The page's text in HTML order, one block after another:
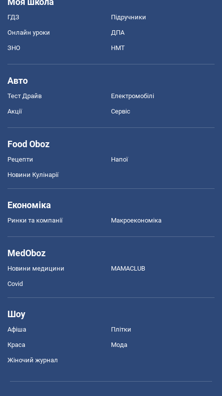
ГДЗ Підручники
Онлайн уроки ДПА
ЗНО НМТ
Авто
Тест Драйв Електромобілі
Акції Сервіс
Food Oboz
Рецепти Напої
Новини Кулінарії
Економіка
Ринки та компанії Макроекономіка
MedOboz
Новини медицини MAMACLUB
Covid
Шоу
Афіша Плітки
Краса Мода
Жіночий журнал